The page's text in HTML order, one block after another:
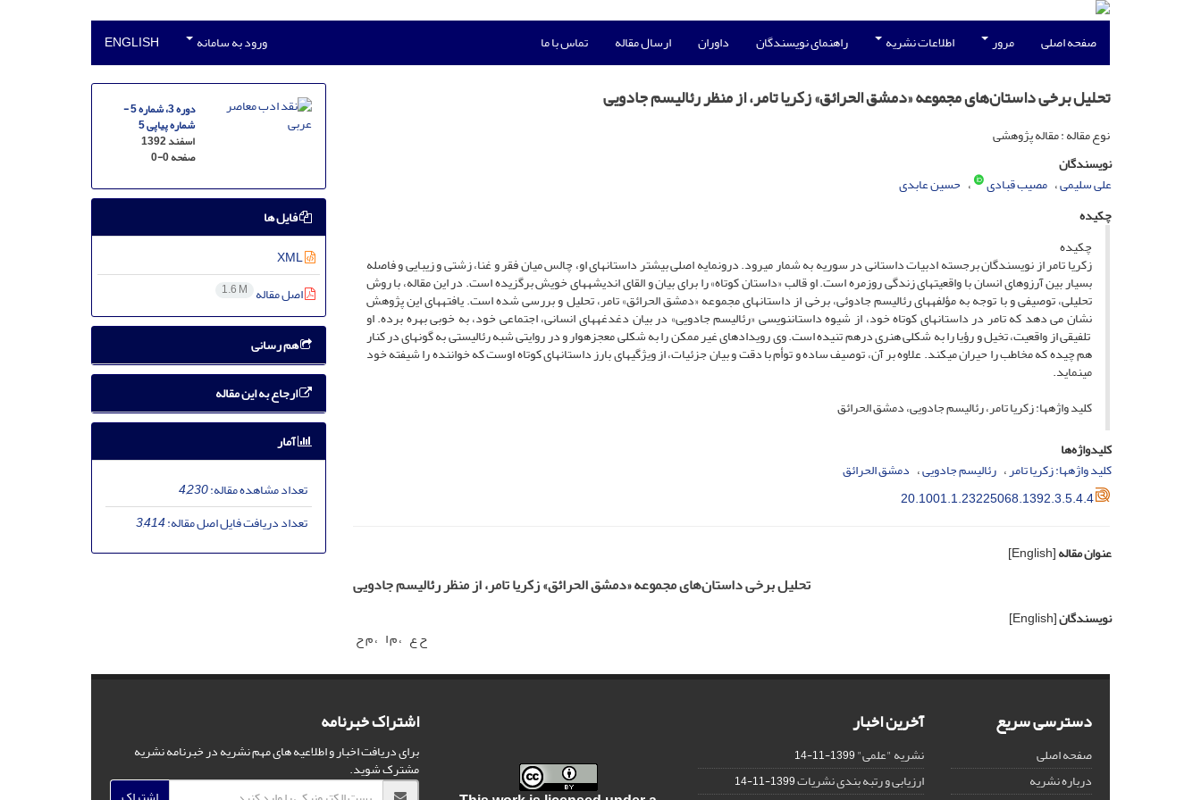
صفحه اصلی مرور اطلاعات نشریه راهنمای نویسندگان داوران ارسال مقاله تماس با ما ورود به سامانه ENGLISH
تحلیل برخی داستان‌های مجموعه «دمشق الحرائق» زکریا تامر، از منظر رئالیسم جادویی
نوع مقاله : مقاله پژوهشی
نویسندگان
علی سلیمی مصیب قبادی
حسین عابدی
چکیده
چکیده
زکریا تامر از نویسندگان برجسته ادبیات داستانی در سوریه به شمار می­رود. درون­مایه اصلی بیشتر داستان­های او، چالس میان فقر و غنا، زشتی و زیبایی و فاصله
بسیار بین آرزوهای انسان­ با واقعیت­های زندگی روزمره است. او قالب «داستان کوتاه» را برای بیان و القای اندیشه­های خویش برگزیده است. در این مقاله، با روش
تحلیلی، توصیفی و با توجه به مؤلفه­های رئالیسم جادوئی، برخی از داستان­های مجموعه «دمشق الحرائق» تامر، تحلیل و بررسی شده است. یافته­های این پژوهش
نشان می دهد که تامر در داستان­های کوتاه خود، از شیوه داستان­نویسی «رئالیسم جادویی» در بیان دغدغه­های انسانی، اجتماعی خود، به خوبی بهره برده. او
تلفیقی از واقعیت، تخیل و رؤیا را به شکلی هنری درهم تنیده است. وی رویدادهای غیر ممکن را به شکلی معجزه­وار و در روایتی شبه رئالیستی به گونه­ای در کنار
هم چیده که مخاطب را حیران می­کند. علاوه بر آن، توصیف ساده و توأم با دقت و بیان جزئیات، از ویژگی­های بارز داستان­های کوتاه اوست که خواننده را شیفته خود
می­نماید.
کلید واژه­ها: زکریا تامر، رئالیسم جادویی، دمشق الحرائق
کلیدواژه‌ها
کلید واژه­ها: زکریا تامر رئالیسم جادویی دمشق الحرائق
20.1001.1.23225068.1392.3.5.4.4
عنوان مقاله[English]
تحلیل برخی داستان‌های مجموعه «دمشق الحرائق» زکریا تامر، از منظر رئالیسم جادویی
نویسندگان[English]
م ح
م ا ح ع
دوره 3، شماره 5 -
شماره پیاپی 5
اسفند 1392
صفحه0-0
فایل ها
XML
اصل مقاله 1.6 M
هم رسانی
ارجاع به این مقاله
آمار
تعداد مشاهده مقاله:4,230
تعداد دریافت فایل اصل مقاله:3,414
دسترسی سریع
صفحه اصلی
درباره نشریه
آخرین اخبار
نشریه "علمی"1399-11-14
ارزیابی و رتبه بندی نشریات1399-11-14
اشتراک خبرنامه
برای دریافت اخبار و اطلاعیه های مهم نشریه در خبرنامه نشریه
مشترک شوید.